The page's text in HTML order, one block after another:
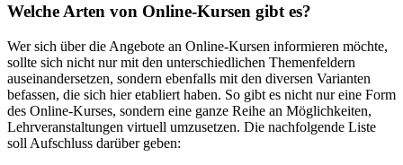
Welche Arten von Online-Kursen gibt es?
Wer sich über die Angebote an Online-Kursen informieren möchte,
sollte sich nicht nur mit den unterschiedlichen Themenfeldern
auseinandersetzen, sondern ebenfalls mit den diversen Varianten
befassen, die sich hier etabliert haben. So gibt es nicht nur eine Form
des Online-Kurses, sondern eine ganze Reihe an Möglichkeiten,
Lehrveranstaltungen virtuell umzusetzen. Die nachfolgende Liste
soll Aufschluss darüber geben: